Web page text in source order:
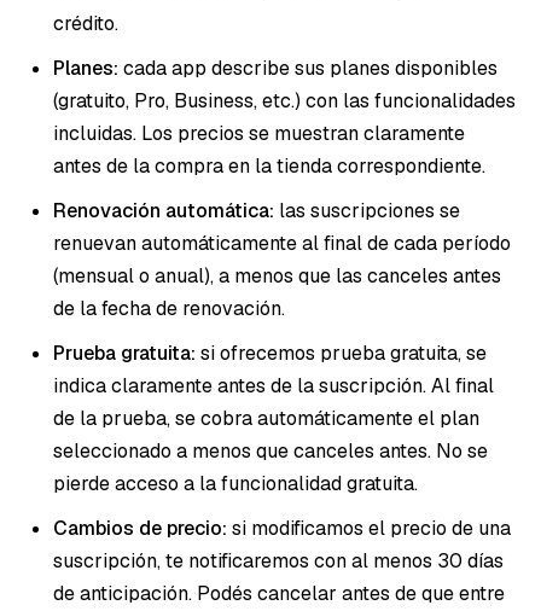
crédito.
Planes: cada app describe sus planes disponibles
(gratuito, Pro, Business, etc.) con las funcionalidades
incluidas. Los precios se muestran claramente
antes de la compra en la tienda correspondiente.
Renovación automática: las suscripciones se
renuevan automáticamente al final de cada período
(mensual o anual), a menos que las canceles antes
de la fecha de renovación.
Prueba gratuita: si ofrecemos prueba gratuita, se
indica claramente antes de la suscripción. Al final
de la prueba, se cobra automáticamente el plan
seleccionado a menos que canceles antes. No se
pierde acceso a la funcionalidad gratuita.
Cambios de precio: si modificamos el precio de una
suscripción, te notificaremos con al menos 30 días
de anticipación. Podés cancelar antes de que entre